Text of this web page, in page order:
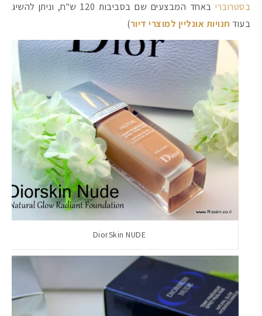
בסטרוברי
באחד המבצעים שם בסביבות 120 ש"ח, וניתן להשיג
בעוד חנויות אונליין למוצרי דיור)
DiorSkin NUDE